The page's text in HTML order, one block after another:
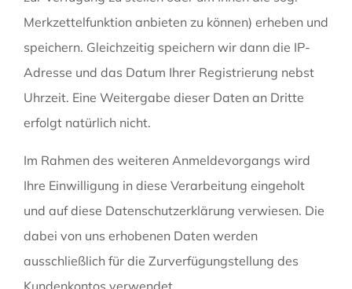
Merkzettelfunktion anbieten zu können) erheben und
speichern. Gleichzeitig speichern wir dann die IP-
Adresse und das Datum Ihrer Registrierung nebst
Uhrzeit. Eine Weitergabe dieser Daten an Dritte
erfolgt natürlich nicht.
Im Rahmen des weiteren Anmeldevorgangs wird
Ihre Einwilligung in diese Verarbeitung eingeholt
und auf diese Datenschutzerklärung verwiesen. Die
dabei von uns erhobenen Daten werden
ausschließlich für die Zurverfügungstellung des